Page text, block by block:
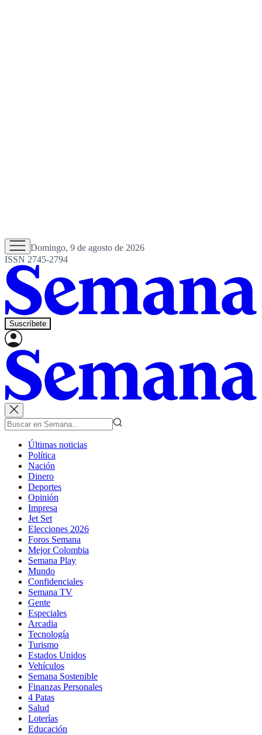
Domingo, 9 de agosto de 2026
ISSN 2745-2794
Suscríbete
Últimas noticias
Política
Nación
Dinero
Deportes
Opinión
Impresa
Jet Set
Elecciones 2026
Foros Semana
Mejor Colombia
Semana Play
Mundo
Confidenciales
Semana TV
Gente
Especiales
Arcadia
Tecnología
Turismo
Estados Unidos
Vehículos
Semana Sostenible
Finanzas Personales
4 Patas
Salud
Loterías
Educación